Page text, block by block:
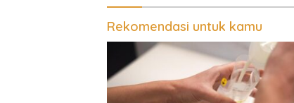
Rekomendasi untuk kamu